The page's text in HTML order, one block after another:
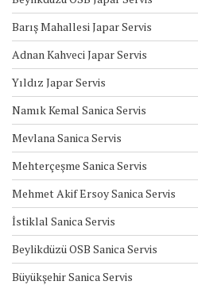
Barış Mahallesi Japar Servis
Adnan Kahveci Japar Servis
Yıldız Japar Servis
Namık Kemal Sanica Servis
Mevlana Sanica Servis
Mehterçeşme Sanica Servis
Mehmet Akif Ersoy Sanica Servis
İstiklal Sanica Servis
Beylikdüzü OSB Sanica Servis
Büyükşehir Sanica Servis